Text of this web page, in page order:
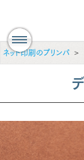
ネット印刷のプリンパ